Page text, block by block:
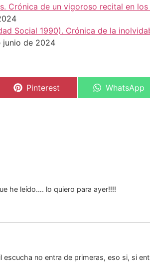
Crónica de un vigoroso recital en
Social 1990). Crónica de la
de 2024
Pinterest WhatsApp
he leído…. lo quiero para ayer!!!!
escucha no entra de primeras, eso si, si